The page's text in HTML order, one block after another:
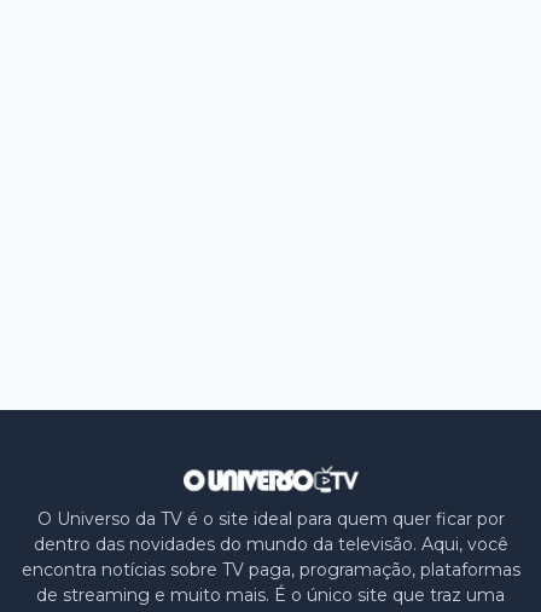
O Universo da TV é o site ideal para quem quer ficar por
dentro das novidades do mundo da televisão. Aqui, você
encontra notícias sobre TV paga, programação, plataformas
de streaming e muito mais. É o único site que traz uma